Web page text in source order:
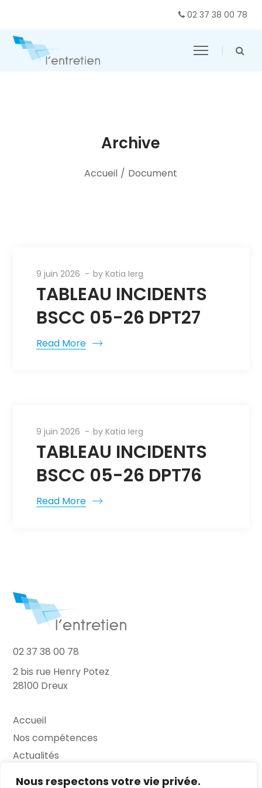
Nous respectons votre vie privée.
02 37 38 00 78
Archive
Accueil / Document
9 juin 2026 byKatia Ierg
TABLEAU INCIDENTS
BSCC 05-26 DPT27
Read More
9 juin 2026 byKatia Ierg
TABLEAU INCIDENTS
BSCC 05-26 DPT76
Read More
02 37 38 00 78
2 bis rue Henry Potez
28100 Dreux
Accueil
Nos compétences
Actualités